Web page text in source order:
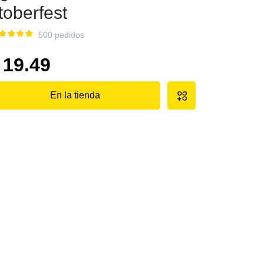
500 pedidos
19.49
En la tienda